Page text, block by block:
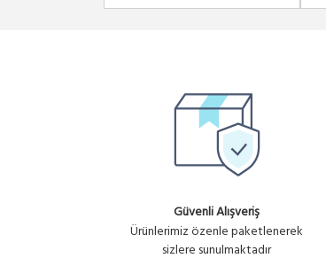
Güvenli Alışveriş
Ürünlerimiz özenle paketlenerek
sizlere sunulmaktadır